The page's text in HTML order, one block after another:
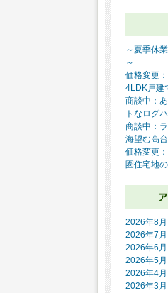
～夏季休
～
価格変更
4LDK戸建
商談中：
トなログ
商談中：
海望む高
価格変更
圏住宅地
2026年8月
2026年7月
2026年6月
2026年5月
2026年4月
2026年3月